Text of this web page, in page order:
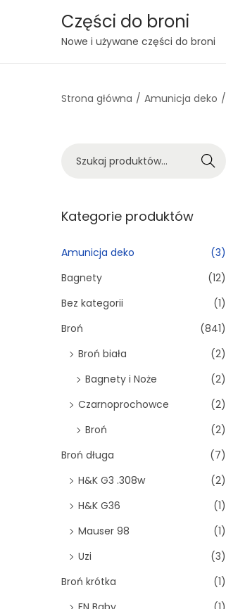
S
p
i
a
t
i
n
S
p
t
n
t
Części do broni
Nowe i używane części do broni
Strona główna / Amunicja deko /
k
j
:
Szukaj
Kategorie produktów
Amunicja deko
(3)
Bagnety
(12)
Bez kategorii
(1)
Broń
(841)
Broń biała
(2)
Bagnety i Noże
(2)
Czarnoprochowce
(2)
Broń
(2)
Broń długa
(7)
H&K G3 .308w
(2)
H&K G36
(1)
Mauser 98
(1)
Uzi
(3)
Broń krótka
(1)